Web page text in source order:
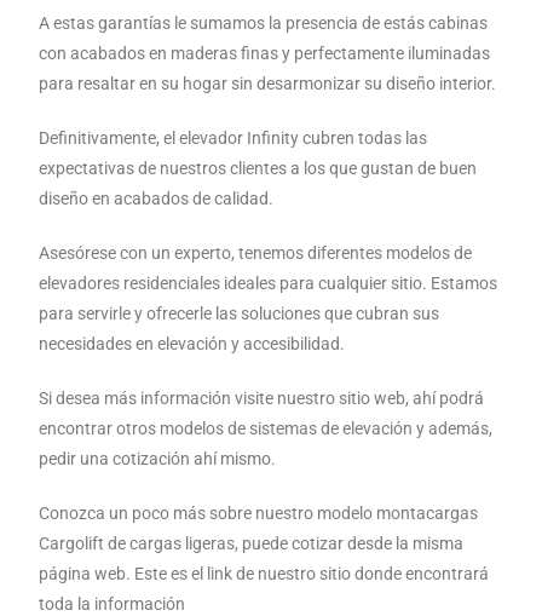
A estas garantías le sumamos la presencia de estás cabinas
con acabados en maderas finas y perfectamente iluminadas
para resaltar en su hogar sin desarmonizar su diseño interior.
Definitivamente, el elevador Infinity cubren todas las
expectativas de nuestros clientes a los que gustan de buen
diseño en acabados de calidad.
Asesórese con un experto, tenemos diferentes modelos de
elevadores residenciales ideales para cualquier sitio. Estamos
para servirle y ofrecerle las soluciones que cubran sus
necesidades en elevación y accesibilidad.
Si desea más información visite nuestro sitio web, ahí podrá
encontrar otros modelos de sistemas de elevación y además,
pedir una cotización ahí mismo.
Conozca un poco más sobre nuestro modelo montacargas
Cargolift de cargas ligeras, puede cotizar desde la misma
página web. Este es el link de nuestro sitio donde encontrará
toda la información